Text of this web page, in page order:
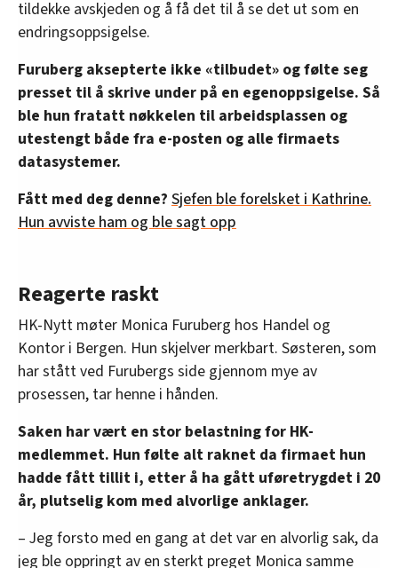
tildekke avskjeden og å få det til å se det ut som en
endringsoppsigelse.
Furuberg aksepterte ikke «tilbudet» og følte seg
presset til å skrive under på en egenoppsigelse. Så
ble hun fratatt nøkkelen til arbeidsplassen og
utestengt både fra e-posten og alle firmaets
datasystemer.
Fått med deg denne? Sjefen ble forelsket i Kathrine.
Hun avviste ham og ble sagt opp
Reagerte raskt
HK-Nytt møter Monica Furuberg hos Handel og
Kontor i Bergen. Hun skjelver merkbart. Søsteren, som
har stått ved Furubergs side gjennom mye av
prosessen, tar henne i hånden.
Saken har vært en stor belastning for HK-
medlemmet. Hun følte alt raknet da firmaet hun
hadde fått tillit i, etter å ha gått uføretrygdet i 20
år, plutselig kom med alvorlige anklager.
– Jeg forsto med en gang at det var en alvorlig sak, da
jeg ble oppringt av en sterkt preget Monica samme